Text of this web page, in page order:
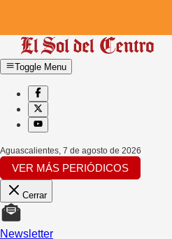
Toggle Menu
Aguascalientes, 7 de agosto de 2026
VER MÁS PERIÓDICOS
Cerrar
Newsletter